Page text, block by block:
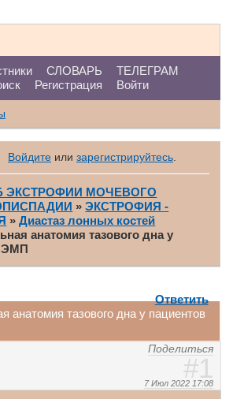
СЛОВАРЬ
ТЕЛЕГРАМ
Регистрация Войти
Войдите или зарегистрируйтесь.
ЭКСТРОФИИ МОЧЕВОГО
»ЭКСТРОФИЯ -
»Диастаз лонных костей
анатомия тазового дна у
ЭМП
анатомия тазового дна у пациентов
Ответить
Поделиться
1
7 Июл 2022 17:08